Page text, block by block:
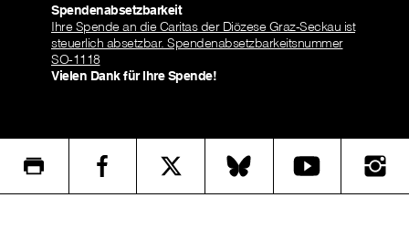
Spendenabsetzbarkeit
Ihre Spende an die Caritas der Diözese Graz-Seckau ist
steuerlich absetzbar. Spendenabsetzbarkeitsnummer
SO-1118
Vielen Dank für Ihre Spende!